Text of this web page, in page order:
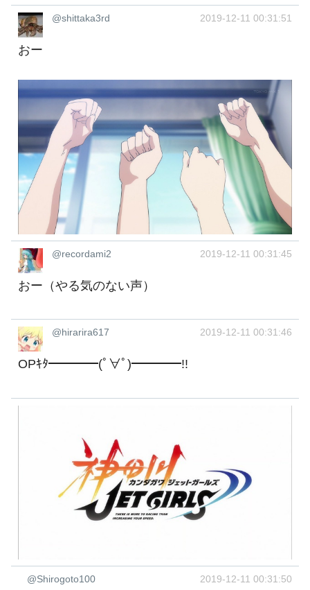
@shittaka3rd 2019-12-11 00:31:51
おー
@recordami2 2019-12-11 00:31:45
おー（やる気のない声）
@hirarira617 2019-12-11 00:31:46
OPｷﾀ━━━━(ﾟ∀ﾟ)━━━━!! ‍
@Shirogoto100 2019-12-11 00:31:50